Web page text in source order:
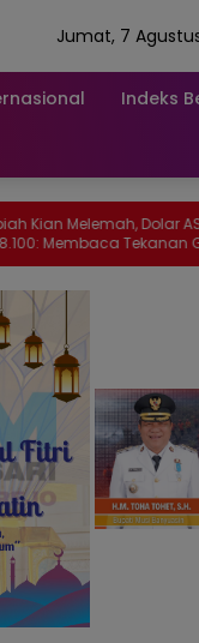
Jumat, 7
Indeks
Dolar AS Hampir
Tekanan Global dan